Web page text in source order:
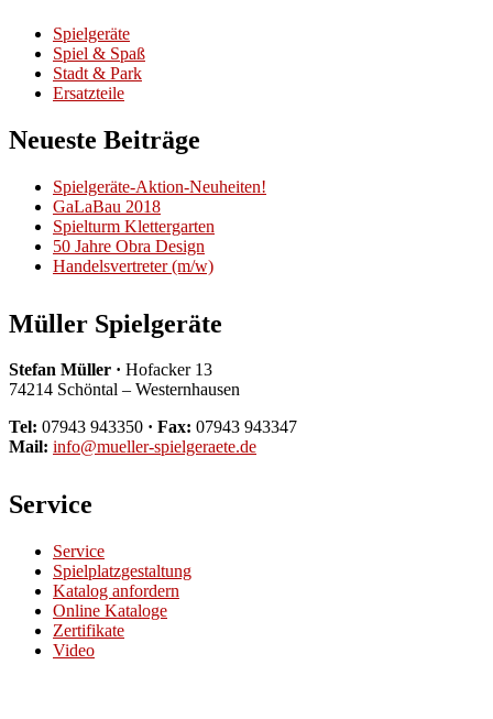
Spielgeräte
Spiel & Spaß
Stadt & Park
Ersatzteile
Neueste Beiträge
Spielgeräte-Aktion-Neuheiten!
GaLaBau 2018
Spielturm Klettergarten
50 Jahre Obra Design
Handelsvertreter (m/w)
Müller Spielgeräte
Stefan Müller · Hofacker 13
74214 Schöntal – Westernhausen
Tel: 07943 943350 · Fax: 07943 943347
Mail: info@mueller-spielgeraete.de
Service
Service
Spielplatzgestaltung
Katalog anfordern
Online Kataloge
Zertifikate
Video